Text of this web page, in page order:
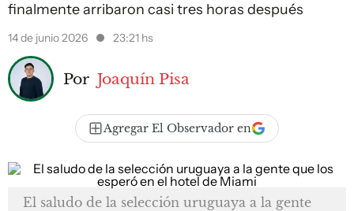
finalmente arribaron casi tres horas después
14 de junio 2026 23:21 hs
Por Joaquín Pisa
Agregar El Observador en
El saludo de la selección uruguaya a la gente